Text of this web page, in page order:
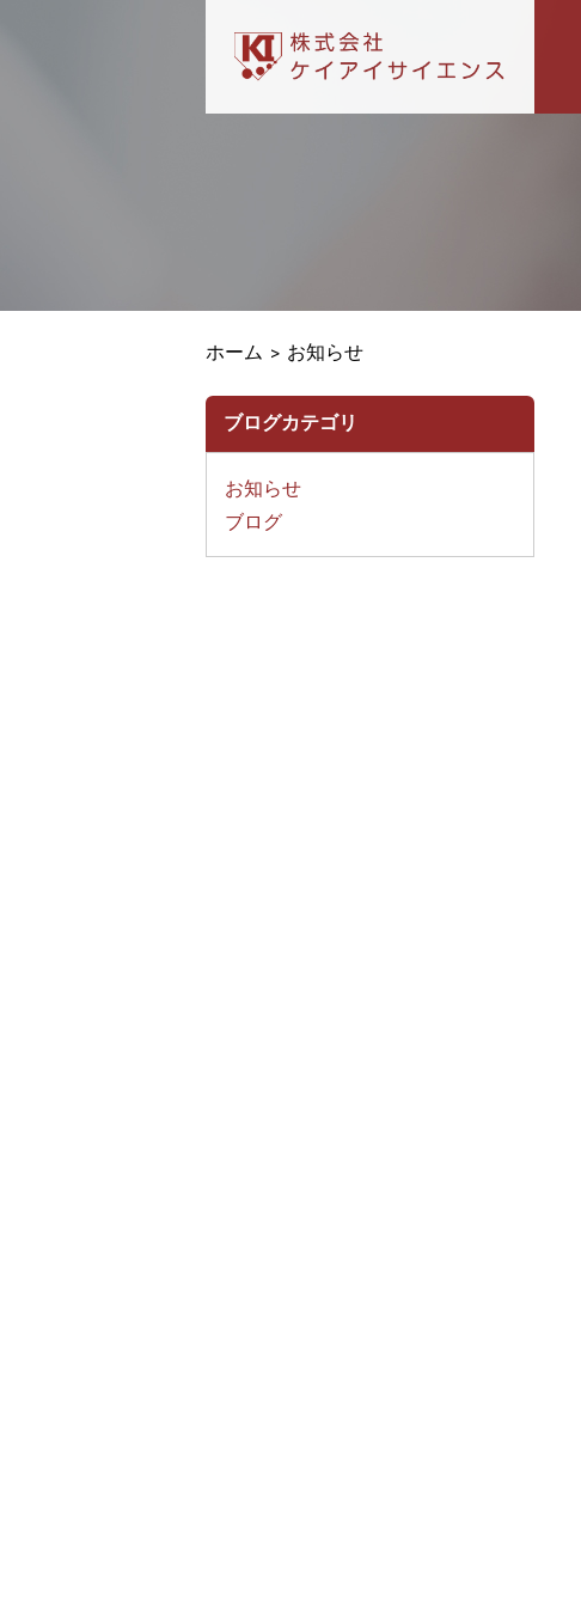
ホーム > お知らせ
ブログカテゴリ
お知らせ
ブログ